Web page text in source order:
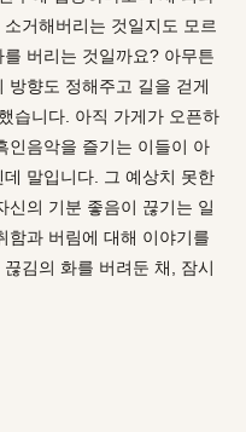
거해버리는 것일지도 모르
버리는 것일까요? 아무튼
방향도 정해주고 길을 걷게
습니다. 아직 가게가 오픈하
인음악을 즐기는 이들이 아
말입니다. 그 예상치 못한
신의 기분 좋음이 끊기는 일
함과 버림에 대해 이야기를
김의 화를 버려둔 채, 잠시